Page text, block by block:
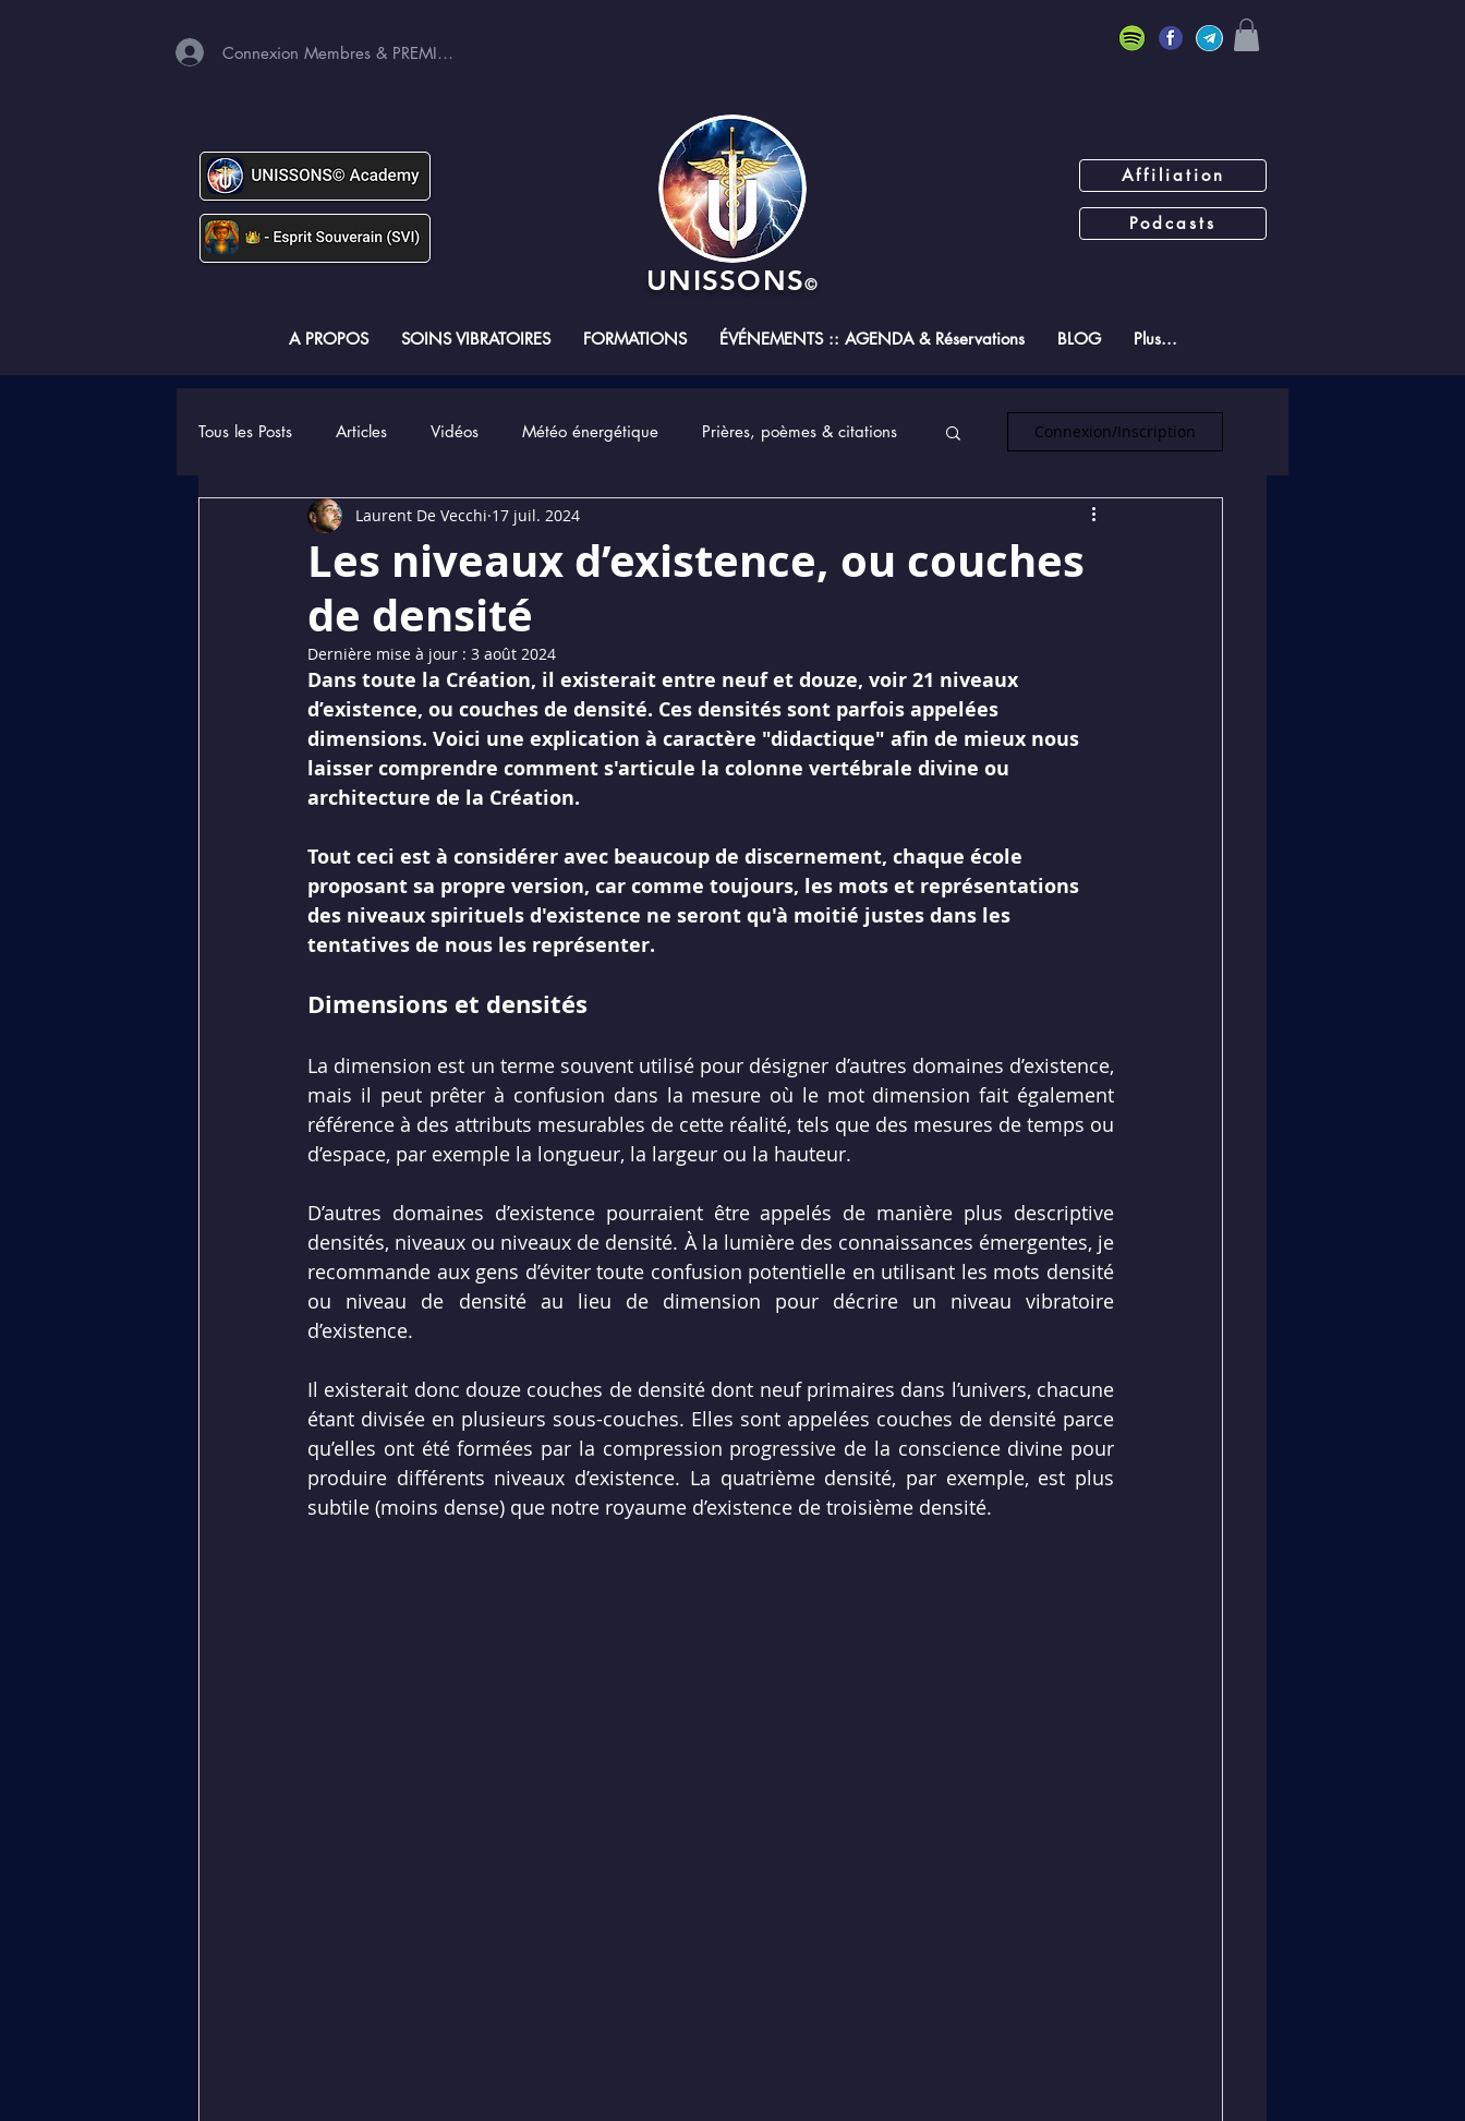
Connexion Membres & PREMIUM
Affiliation
Podcasts
UNISSONS©
A PROPOS SOINS VIBRATOIRES FORMATIONS ÉVÉNEMENTS :: AGENDA & Réservations BLOG Plus...
Tous les Posts Articles Vidéos Météo énergétique Prières, poèmes & citations
Dédiés aux membres PREMIUM Replays Webinaires
Connexion/Inscription
Les niveaux d’existence, ou couches
de densité
Laurent De Vecchi 17 juil. 2024
Dernière mise à jour : 3 août 2024
Dans toute la Création, il existerait entre neuf et douze, voir 21 niveaux
d’existence, ou couches de densité. Ces densités sont parfois appelées
dimensions. Voici une explication à caractère "didactique" afin de mieux nous
laisser comprendre comment s'articule la colonne vertébrale divine ou
architecture de la Création.
Tout ceci est à considérer avec beaucoup de discernement, chaque école
proposant sa propre version, car comme toujours, les mots et représentations
des niveaux spirituels d'existence ne seront qu'à moitié justes dans les
tentatives de nous les représenter.
Dimensions et densités
La dimension est un terme souvent utilisé pour désigner d’autres domaines d’existence,
mais il peut prêter à confusion dans la mesure où le mot dimension fait également
référence à des attributs mesurables de cette réalité, tels que des mesures de temps ou
d’espace, par exemple la longueur, la largeur ou la hauteur.
D’autres domaines d’existence pourraient être appelés de manière plus descriptive
densités, niveaux ou niveaux de densité. À la lumière des connaissances émergentes, je
recommande aux gens d’éviter toute confusion potentielle en utilisant les mots densité
ou niveau de densité au lieu de dimension pour décrire un niveau vibratoire
d’existence.
Il existerait donc douze couches de densité dont neuf primaires dans l’univers, chacune
étant divisée en plusieurs sous-couches. Elles sont appelées couches de densité parce
qu’elles ont été formées par la compression progressive de la conscience divine pour
produire différents niveaux d’existence. La quatrième densité, par exemple, est plus
subtile (moins dense) que notre royaume d’existence de troisième densité.